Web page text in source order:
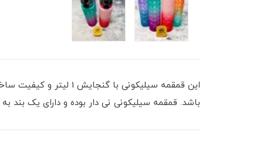
این قمقمه سیلیکونی
باشد. قمقمه سیلیکونی نی دار بوده و دارای یک